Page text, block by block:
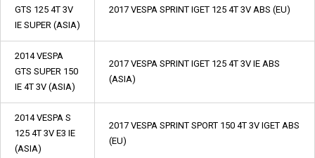
GTS 125 4T 3V
IE SUPER (ASIA)
2017 VESPA SPRINT IGET 125 4T 3V ABS (EU)
2014 VESPA
GTS SUPER 150
IE 4T 3V (ASIA)
2017 VESPA SPRINT IGET 125 4T 3V IE ABS
(ASIA)
2014 VESPA S
125 4T 3V E3 IE
(ASIA)
2017 VESPA SPRINT SPORT 150 4T 3V IGET ABS
(EU)